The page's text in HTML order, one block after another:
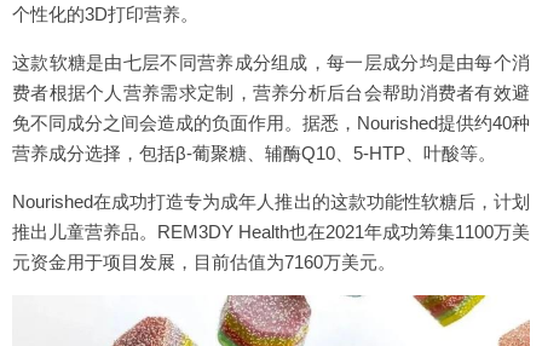
个性化的3D打印营养。
这款软糖是由七层不同营养成分组成，每一层成分均是由每个消
费者根据个人营养需求定制，营养分析后台会帮助消费者有效避
免不同成分之间会造成的负面作用。据悉，Nourished提供约40种
营养成分选择，包括β-葡聚糖、辅酶Q10、5-HTP、叶酸等。
Nourished在成功打造专为成年人推出的这款功能性软糖后，计划
推出儿童营养品。REM3DY Health也在2021年成功筹集1100万美
元资金用于项目发展，目前估值为7160万美元。